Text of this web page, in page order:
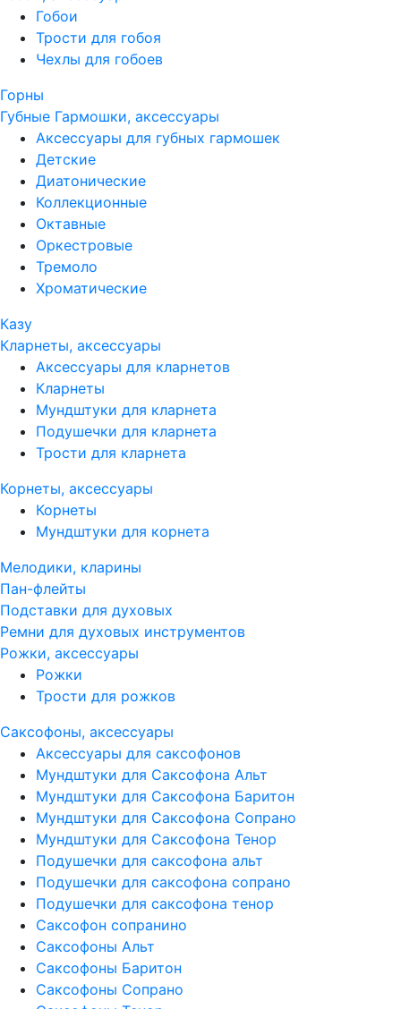
Гобои
Трости для гобоя
Чехлы для гобоев
Горны
Губные Гармошки, аксессуары
Аксессуары для губных гармошек
Детские
Диатонические
Коллекционные
Октавные
Оркестровые
Тремоло
Хроматические
Казу
Кларнеты, аксессуары
Аксессуары для кларнетов
Кларнеты
Мундштуки для кларнета
Подушечки для кларнета
Трости для кларнета
Корнеты, аксессуары
Корнеты
Мундштуки для корнета
Мелодики, кларины
Пан-флейты
Подставки для духовых
Ремни для духовых инструментов
Рожки, аксессуары
Рожки
Трости для рожков
Саксофоны, аксессуары
Аксессуары для саксофонов
Мундштуки для Саксофона Альт
Мундштуки для Саксофона Баритон
Мундштуки для Саксофона Сопрано
Мундштуки для Саксофона Тенор
Подушечки для саксофона альт
Подушечки для саксофона сопрано
Подушечки для саксофона тенор
Саксофон сопранино
Саксофоны Альт
Саксофоны Баритон
Саксофоны Сопрано